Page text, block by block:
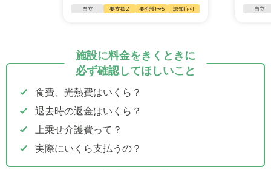
自立 要支援2 要介護1〜5 認知症可 自立
施設に料金をきくときに
必ず確認してほしいこと
食費、光熱費はいくら？
退去時の返金はいくら？
上乗せ介護費って？
実際にいくら支払うの？